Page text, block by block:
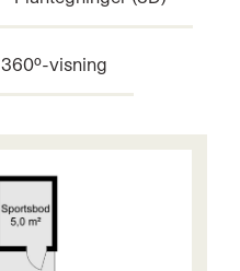
360º-visning